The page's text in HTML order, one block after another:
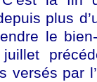
plus
le
versés par